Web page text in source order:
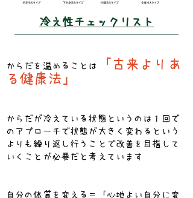
冷え性チェックリスト
からだを温めることは
「古来よりあ
る健康法」
からだが冷えている状態というのは１回で
のアプローチで状態が大きく変わるという
よりも繰り返し行うことで改善を目指して
いくことが必要だと考えています
自分の体質を変える＝「心地よい自分に変